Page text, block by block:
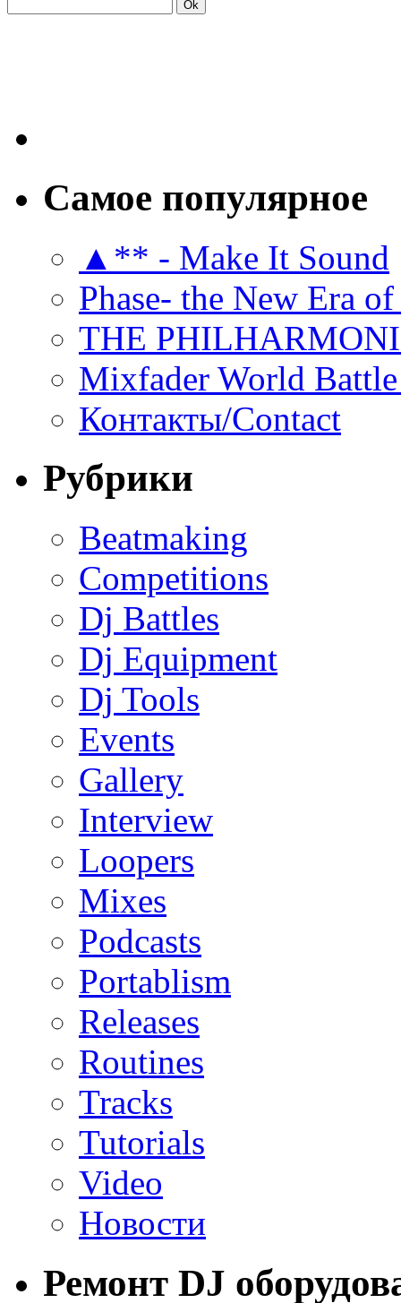
Самое популярное
▲** - Make It Sound
Phase- the New Era
THE
Mixfader World
Контакты/Contact
Рубрики
Beatmaking
Competitions
Dj Battles
Dj Equipment
Dj Tools
Events
Gallery
Interview
Loopers
Mixes
Podcasts
Portablism
Releases
Routines
Tracks
Tutorials
Video
Новости
Ремонт DJ